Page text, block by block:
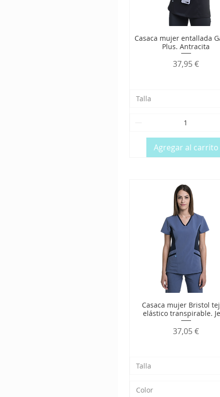
Casaca mujer entallada
Plus. Antracita
Precio
37,95 €
Talla
Agregar al carrito
Casaca mujer Bristol
elástico transpirable.
Precio
37,05 €
Talla
Color